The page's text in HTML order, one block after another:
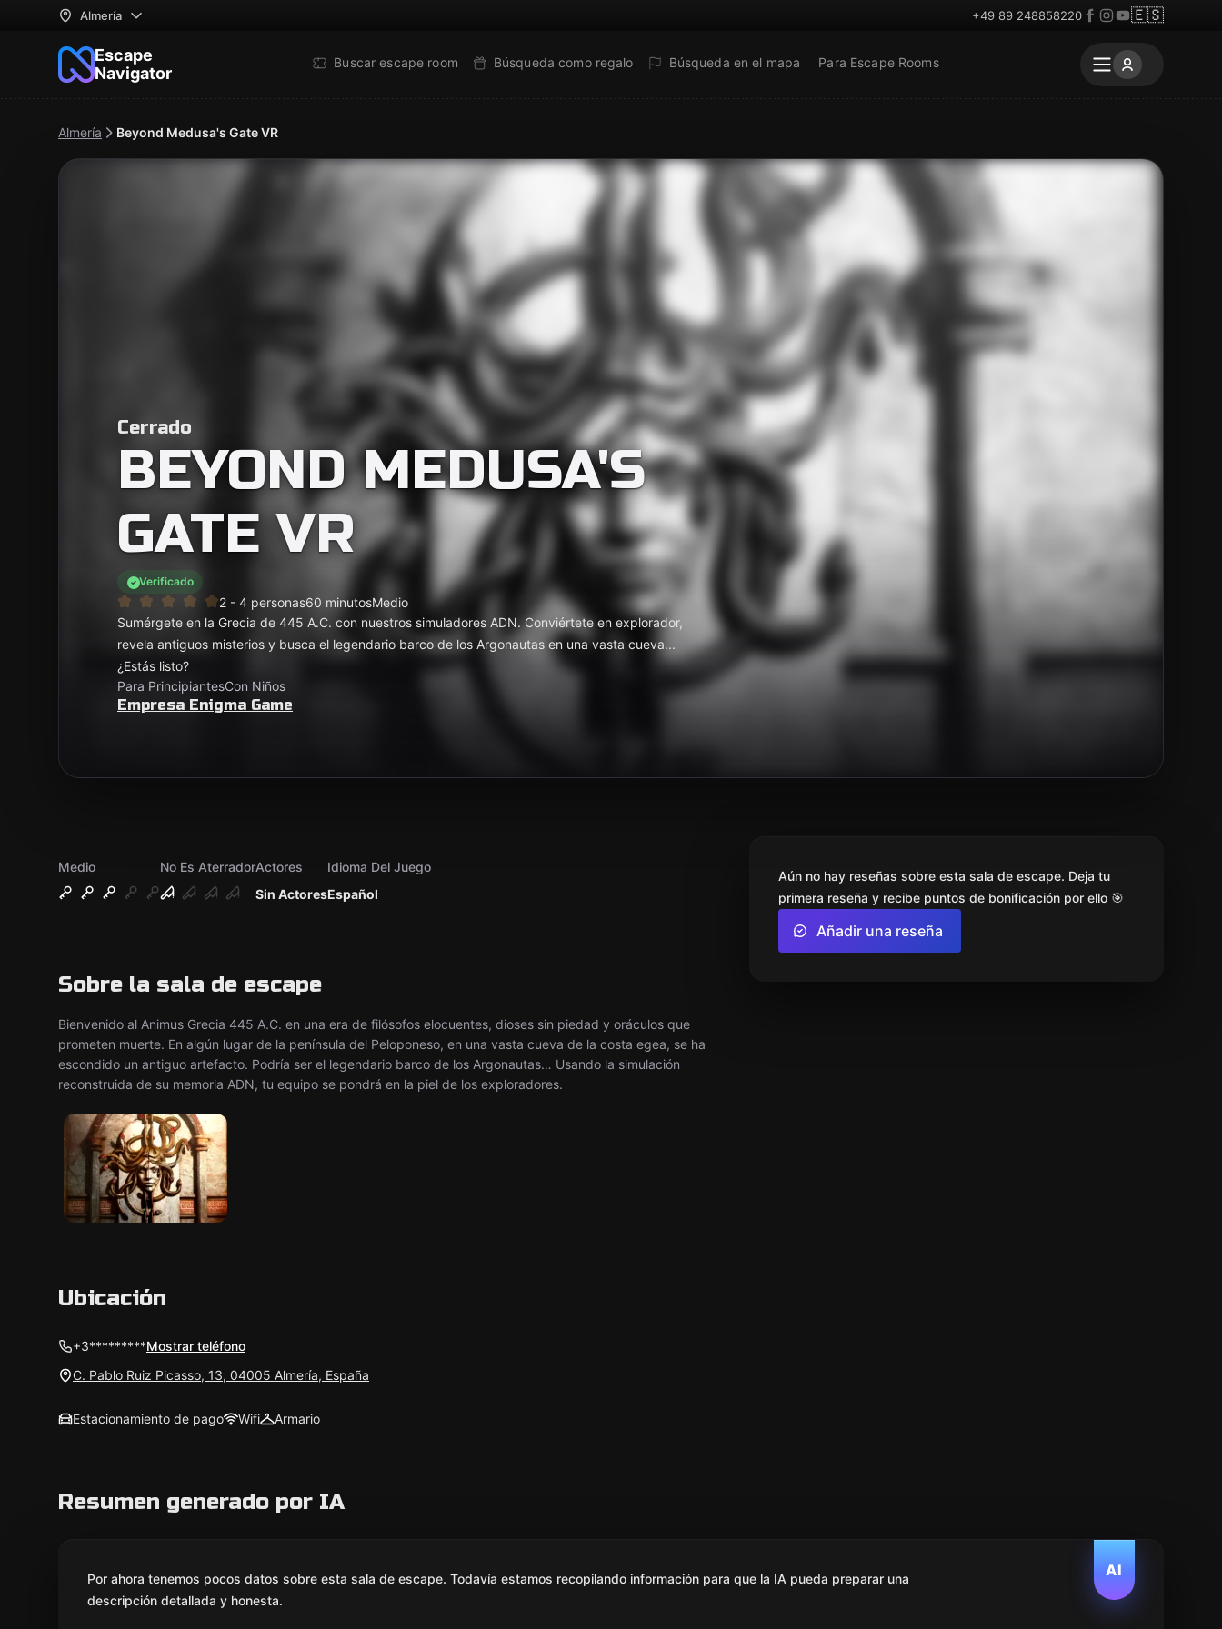
Almería +49 89 248858220 🇪🇸
Escape
Navigator
Buscar escape room Búsqueda como regalo Búsqueda en el mapa Para Escape Rooms
Almería Beyond Medusa's Gate VR
Cerrado
BEYOND MEDUSA'S
GATE VR
Verificado
2 - 4 personas60 minutosMedio
Sumérgete en la Grecia de 445 A.C. con nuestros simuladores ADN. Conviértete en explorador,
revela antiguos misterios y busca el legendario barco de los Argonautas en una vasta cueva...
¿Estás listo?
Para PrincipiantesCon Niños
Empresa Enigma Game
Medio
No Es Aterrador
Sin Actores
Actores
Español
Idioma Del Juego
Sobre la sala de escape
Bienvenido al Animus Grecia 445 A.C. en una era de filósofos elocuentes, dioses sin piedad y oráculos que
prometen muerte. En algún lugar de la península del Peloponeso, en una vasta cueva de la costa egea, se ha
escondido un antiguo artefacto. Podría ser el legendario barco de los Argonautas… Usando la simulación
reconstruida de su memoria ADN, tu equipo se pondrá en la piel de los exploradores.
Aún no hay reseñas sobre esta sala de escape. Deja tu
primera reseña y recibe puntos de bonificación por ello 🎯
Añadir una reseña
Ubicación
+3*********Mostrar teléfono
C. Pablo Ruiz Picasso, 13, 04005 Almería, España
Estacionamiento de pago Wifi Armario
Resumen generado por IA
AI
Por ahora tenemos pocos datos sobre esta sala de escape. Todavía estamos recopilando información para que la IA pueda preparar una
descripción detallada y honesta.